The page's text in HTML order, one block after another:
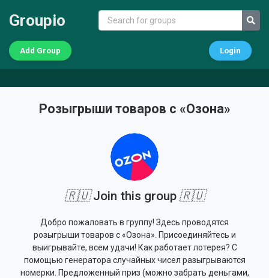
Groupio
Add Group Login
Розыгрыши товаров с «Озона»
🇷🇺Join this group 🇷🇺
Добро пожаловать в группу! Здесь проводятся
розыгрыши товаров с «Озона». Присоединяйтесь и
выигрывайте, всем удачи! Как работает лотерея? С
помощью генератора случайных чисел разыгрываются
номерки. Предложенный приз (можно забрать деньгами,